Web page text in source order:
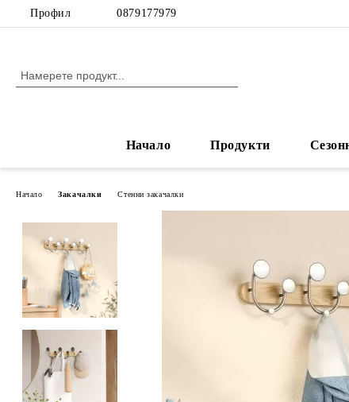
Профил 0879177979
Начало Продукти
Начало Закачалки Стенни закачалки